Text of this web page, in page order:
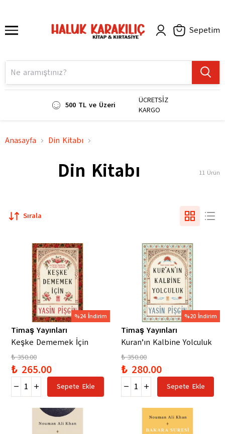
Sepetim
500 TL ve Üzeri
ÜCRETSİZ
KARGO
Anasayfa Din Kitabı
Din Kitabı 11 Ürün
Sırala
%24 İndirim
Timaş Yayınları
Keşke Dememek İçin
₺ 350.00
₺ 265.00
Sepete Ekle
%20 İndirim
Timaş Yayınları
Kuran’ın Kalbine Yolculuk
₺ 350.00
₺ 280.00
Sepete Ekle